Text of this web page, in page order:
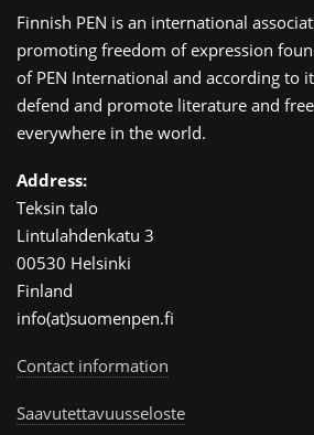
Finnish PEN is an international
promoting freedom of expression
of PEN International and according to
defend and promote literature and
everywhere in the world.
Address:
Teksin talo
Lintulahdenkatu 3
00530 Helsinki
Finland
info(at)suomenpen.fi
Contact information
Saavutettavuusseloste